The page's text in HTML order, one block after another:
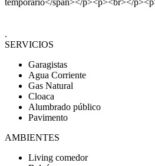
temporario</span></p><p><br></
.
SERVICIOS
Garagistas
Agua Corriente
Gas Natural
Cloaca
Alumbrado público
Pavimento
AMBIENTES
Living comedor